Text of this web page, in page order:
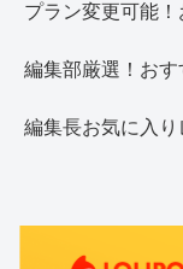
プラン変更可能
編集部厳選！お
編集長お気に入